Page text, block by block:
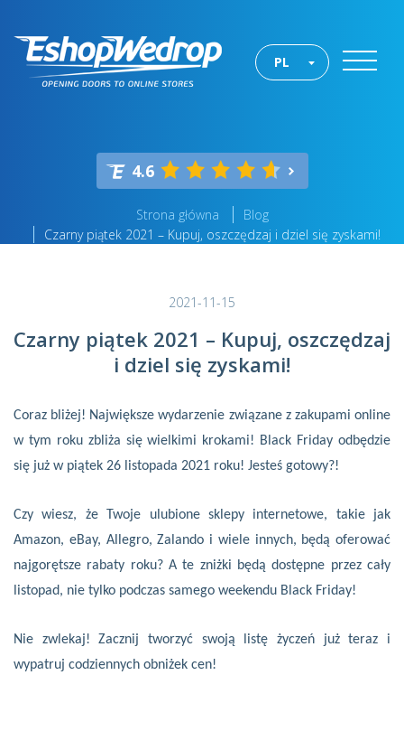
PL
4.6
Strona główna
Blog
Czarny piątek 2021 – Kupuj, oszczędzaj i dziel się zyskami!
2021-11-15
Czarny piątek 2021 – Kupuj, oszczędzaj
i dziel się zyskami!
Coraz bliżej! Największe wydarzenie związane z zakupami online
w tym roku zbliża się wielkimi krokami! Black Friday odbędzie
się już w piątek 26 listopada 2021 roku! Jesteś gotowy?!
Czy wiesz, że Twoje ulubione sklepy internetowe, takie jak
Amazon, eBay, Allegro, Zalando i wiele innych, będą oferować
najgorętsze rabaty roku? A te zniżki będą dostępne przez cały
listopad, nie tylko podczas samego weekendu Black Friday!
Nie zwlekaj! Zacznij tworzyć swoją listę życzeń już teraz i
wypatruj codziennych obniżek cen!